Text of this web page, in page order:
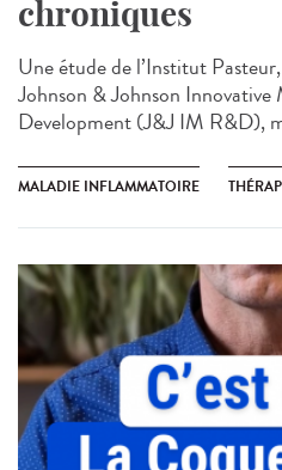
chroniques
Une étude de l’Institut
Johnson & Johnson
Development (J&J IM R&D),
MALADIE INFLAMMATOIRE